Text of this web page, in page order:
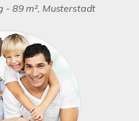
- 89 m², Musterstadt